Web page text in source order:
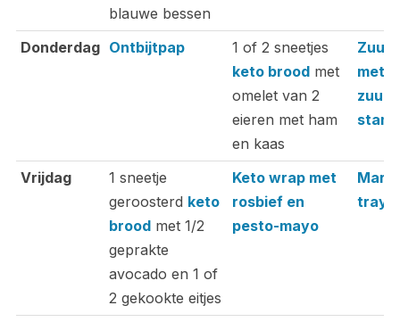
blauwe bessen
Donderdag Ontbijtpap
1 of 2 sneetjes
keto broodmet
omelet van 2
eieren met ham
en kaas
met
Vrijdag
1 sneetje
geroosterd keto
broodmet 1/2
geprakte
avocado en 1 of
2 gekookte eitjes
Keto wrap met
rosbief en
pesto-mayo